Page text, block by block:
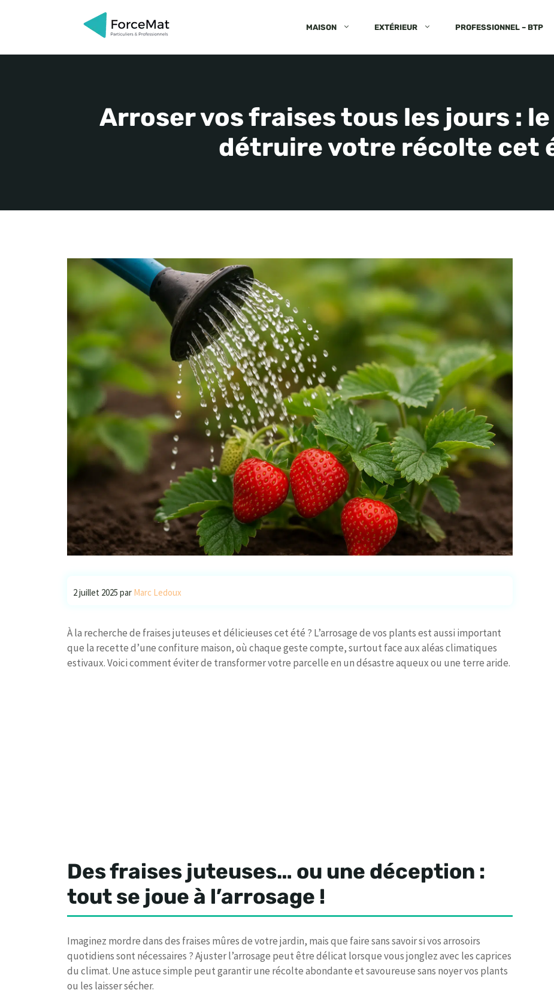
MAISON EXTÉRIEUR PROFESSIONNEL – BTP
Arroser vos fraises tous les jours :
détruire votre récolte cet
2 juillet 2025 par Marc Ledoux
À la recherche de fraises juteuses et délicieuses cet été ? L’arrosage de vos plants est aussi important
que la recette d’une confiture maison, où chaque geste compte, surtout face aux aléas climatiques
estivaux. Voici comment éviter de transformer votre parcelle en un désastre aqueux ou une terre aride.
Des fraises juteuses… ou une déception :
tout se joue à l’arrosage !
Imaginez mordre dans des fraises mûres de votre jardin, mais que faire sans savoir si vos arrosoirs
quotidiens sont nécessaires ? Ajuster l’arrosage peut être délicat lorsque vous jonglez avec les caprices
du climat. Une astuce simple peut garantir une récolte abondante et savoureuse sans noyer vos plants
ou les laisser sécher.